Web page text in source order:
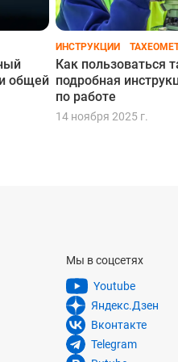
винтами
винтами
По акции
общей
ИНСТРУКЦИИ
Как пользоваться
подробная
по работе
14 ноября 2025 г.
Мы в соцсетях
Youtube
Яндекс.Дзен
Вконтакте
Telegram